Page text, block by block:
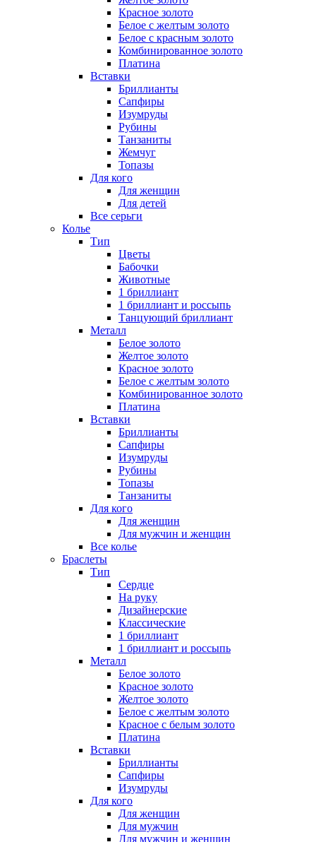
Красное золото
Белое с желтым золото
Белое с красным золото
Комбинированное золото
Платина
Вставки
Бриллианты
Сапфиры
Изумруды
Рубины
Танзаниты
Жемчуг
Топазы
Для кого
Для женщин
Для детей
Все серьги
Колье
Тип
Цветы
Бабочки
Животные
1 бриллиант
1 бриллиант и россыпь
Танцующий бриллиант
Металл
Белое золото
Желтое золото
Красное золото
Белое с желтым золото
Комбинированное золото
Платина
Вставки
Бриллианты
Сапфиры
Изумруды
Рубины
Топазы
Танзаниты
Для кого
Для женщин
Для мужчин и женщин
Все колье
Браслеты
Тип
Сердце
На руку
Дизайнерские
Классические
1 бриллиант
1 бриллиант и россыпь
Металл
Белое золото
Красное золото
Желтое золото
Белое с желтым золото
Красное с белым золото
Платина
Вставки
Бриллианты
Сапфиры
Изумруды
Для кого
Для женщин
Для мужчин
Для мужчин и женщин